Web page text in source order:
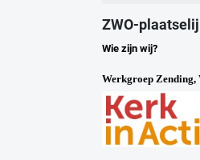
ZWO-
Wie zijn wij?
Werkgroep Zending,